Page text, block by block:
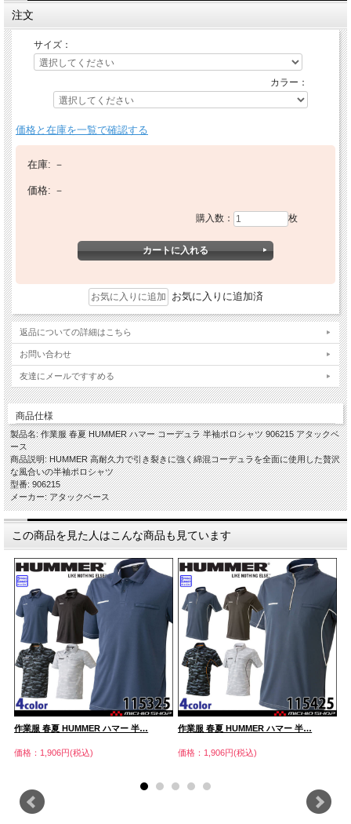
注文
サイズ：
カラー：
価格と在庫を一覧で確認する
在庫: －
価格: －
購入数： 枚
お気に入りに追加済
返品についての詳細はこちら
お問い合わせ
友達にメールですすめる
商品仕様
製品名: 作業服 春夏 HUMMER ハマー コーデュラ 半袖ポロシャツ 906215 アタックベ
ース
商品説明: HUMMER 高耐久力で引き裂きに強く綿混コーデュラを全面に使用した贅沢
な風合いの半袖ポロシャツ
型番: 906215
メーカー: アタックベース
この商品を見た人はこんな商品も見ています
作業服 春夏 HUMMER ハマー 半…
価格：1,906円(税込)
作業服 春夏 HUMMER ハマー 半…
価格：1,906円(税込)